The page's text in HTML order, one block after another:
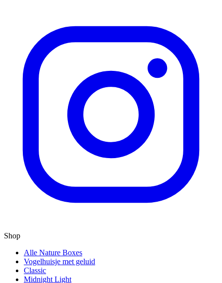
Shop
Alle Nature Boxes
Vogelhuisje met geluid
Classic
Midnight Light